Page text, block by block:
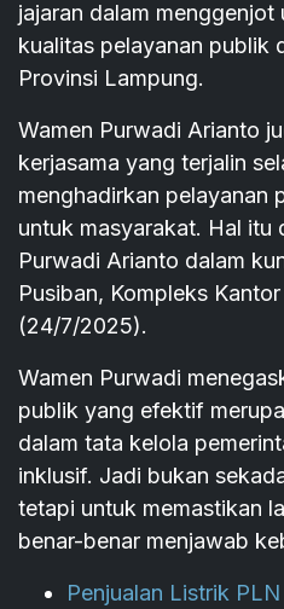
jajaran dalam
kualitas pelayanan publik
Provinsi Lampung.
Wamen Purwadi Arianto
kerjasama yang terjalin
menghadirkan pelayanan
untuk masyarakat. Hal itu
Purwadi Arianto dalam
Pusiban, Kompleks
(24/7/2025).
Wamen Purwadi
publik yang efektif
dalam tata kelola
inklusif. Jadi bukan
tetapi untuk memastikan
benar-benar menjawab
Penjualan Listrik